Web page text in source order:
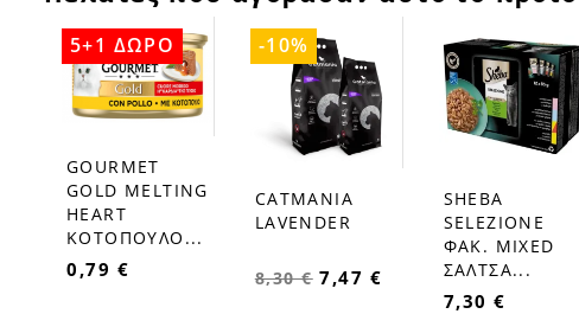
favorite_border
GOURMET
GOLD MELTIΝG
HEART
ΚΟΤΟΠΟΥΛΟ...
0,79 €
5+1 ΔΩΡΟ
favorite_border
CATMANIA
LAVENDER
8,30 € 7,47 €
-10%
favorite_border
SHEBA
SELEZIONE
ΦΑΚ. MIXED
ΣΑΛΤΣΑ...
7,30 €